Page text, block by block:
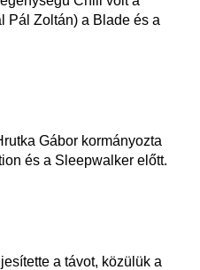
Pál Zoltán) a Blade és a
Gábor kormányozta
és a Sleepwalker előtt.
a távot, közülük a